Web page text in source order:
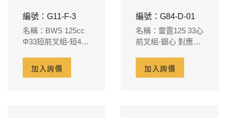
編號：G11-F-3
名稱：BWS 125cc
Φ33短前叉組-短4公
吊座260m/m碟盤
加入詢價
編號：G84-D-01
名稱：雷霆125 33心
前叉組-銀心 對應
吊座260m/m碟盤
加入詢價